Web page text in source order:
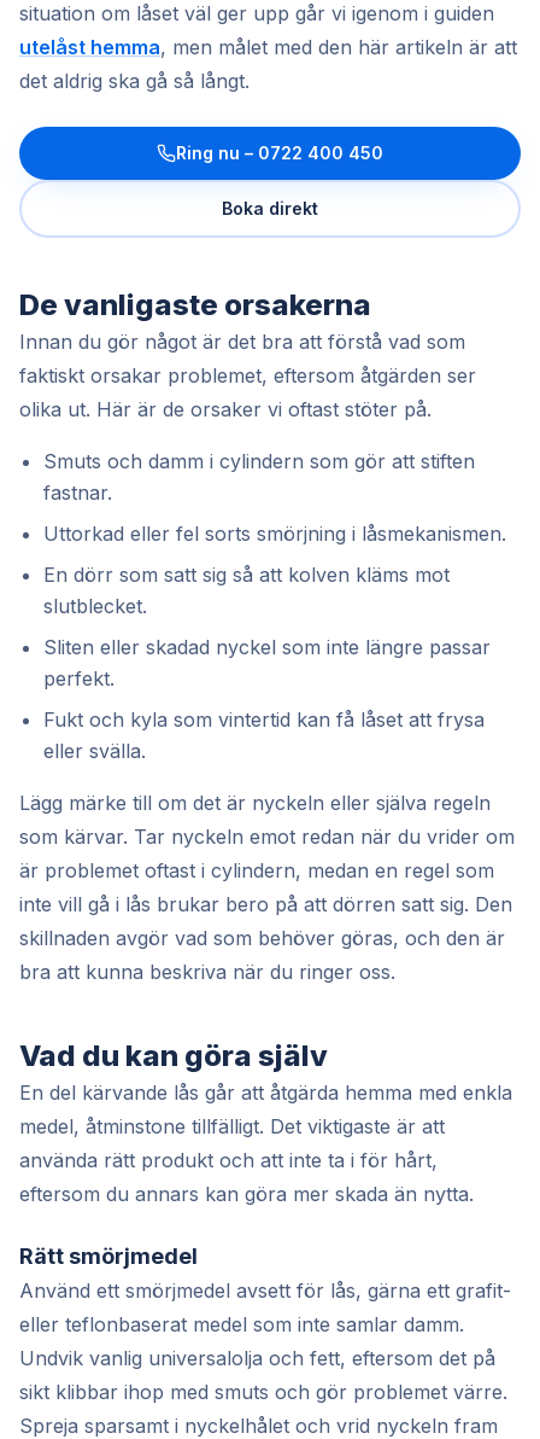
situation om låset väl ger upp går vi igenom i guiden
utelåst hemma, men målet med den här artikeln är att
det aldrig ska gå så långt.
Ring nu – 0722 400 450
Boka direkt
De vanligaste orsakerna
Innan du gör något är det bra att förstå vad som
faktiskt orsakar problemet, eftersom åtgärden ser
olika ut. Här är de orsaker vi oftast stöter på.
Smuts och damm i cylindern som gör att stiften
fastnar.
Uttorkad eller fel sorts smörjning i låsmekanismen.
En dörr som satt sig så att kolven kläms mot
slutblecket.
Sliten eller skadad nyckel som inte längre passar
perfekt.
Fukt och kyla som vintertid kan få låset att frysa
eller svälla.
Lägg märke till om det är nyckeln eller själva regeln
som kärvar. Tar nyckeln emot redan när du vrider om
är problemet oftast i cylindern, medan en regel som
inte vill gå i lås brukar bero på att dörren satt sig. Den
skillnaden avgör vad som behöver göras, och den är
bra att kunna beskriva när du ringer oss.
Vad du kan göra själv
En del kärvande lås går att åtgärda hemma med enkla
medel, åtminstone tillfälligt. Det viktigaste är att
använda rätt produkt och att inte ta i för hårt,
eftersom du annars kan göra mer skada än nytta.
Rätt smörjmedel
Använd ett smörjmedel avsett för lås, gärna ett grafit-
eller teflonbaserat medel som inte samlar damm.
Undvik vanlig universalolja och fett, eftersom det på
sikt klibbar ihop med smuts och gör problemet värre.
Spreja sparsamt i nyckelhålet och vrid nyckeln fram